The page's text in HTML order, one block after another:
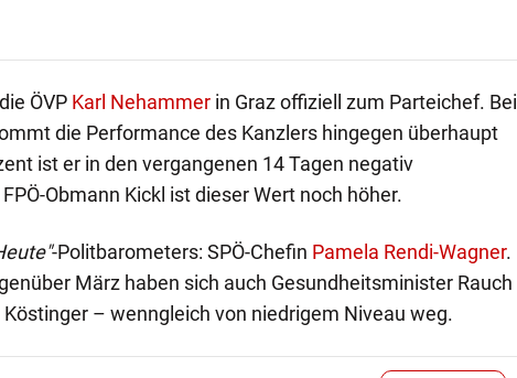
ÖVP Karl Nehammerin Graz offiziell zum Parteichef. Bei
die Performance des Kanzlers hingegen überhaupt
ist er in den vergangenen 14 Tagen negativ
Obmann Kickl ist dieser Wert noch höher.
-Politbarometers: SPÖ-Chefin Pamela Rendi-Wagner.
März haben sich auch Gesundheitsminister Rauch
– wenngleich von niedrigem Niveau weg.